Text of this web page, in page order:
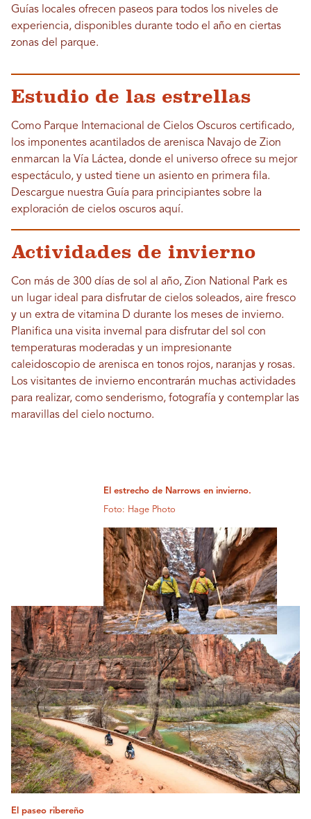
Guías locales ofrecen paseos para todos los niveles de
experiencia, disponibles durante todo el año en ciertas
zonas del parque.
Estudio de las estrellas
Como Parque Internacional de Cielos Oscuros certificado,
los imponentes acantilados de arenisca Navajo de Zion
enmarcan la Vía Láctea, donde el universo ofrece su mejor
espectáculo, y usted tiene un asiento en primera fila.
Descargue nuestra Guía para principiantes sobre la
exploración de cielos oscuros aquí.
Actividades de invierno
Con más de 300 días de sol al año, Zion National Park es
un lugar ideal para disfrutar de cielos soleados, aire fresco
y un extra de vitamina D durante los meses de invierno.
Planifica una visita invernal para disfrutar del sol con
temperaturas moderadas y un impresionante
caleidoscopio de arenisca en tonos rojos, naranjas y rosas.
Los visitantes de invierno encontrarán muchas actividades
para realizar, como senderismo, fotografía y contemplar las
maravillas del cielo nocturno.
El estrecho de Narrows en invierno.
Foto: Hage Photo
El paseo ribereño